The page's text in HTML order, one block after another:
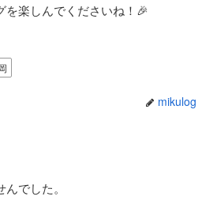
楽しんでくださいね！🎉
mikulog
でした。